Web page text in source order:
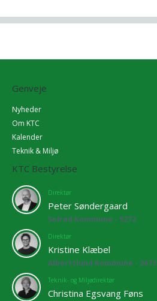
Genveje
Nyheder
Om KTC
Kalender
Teknik & Miljø
KTC Bestyrelse
Direktør
Peter Søndergaard
Solrød Kommune - 5272
Direktør
Kristine Klæbel
Albertslund Kommune - 2673
Teknik- og Miljødirektør
Christina Egsvang Føns